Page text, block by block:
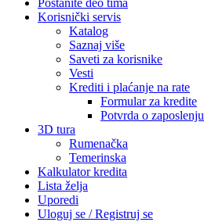
Postanite deo tima
Korisnički servis
Katalog
Saznaj više
Saveti za korisnike
Vesti
Krediti i plaćanje na rate
Formular za kredite
Potvrda o zaposlenju
3D tura
Rumenačka
Temerinska
Kalkulator kredita
Lista želja
Uporedi
Uloguj se / Registruj se